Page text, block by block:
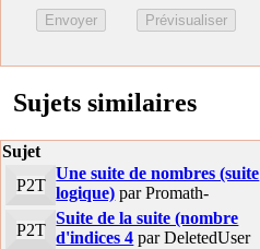
Sujets similaires
Sujet
P2T
Une suite de nombres (suite
logique) par Promath-
P2T
Suite de la suite (nombre
d'indices 4 par DeletedUser